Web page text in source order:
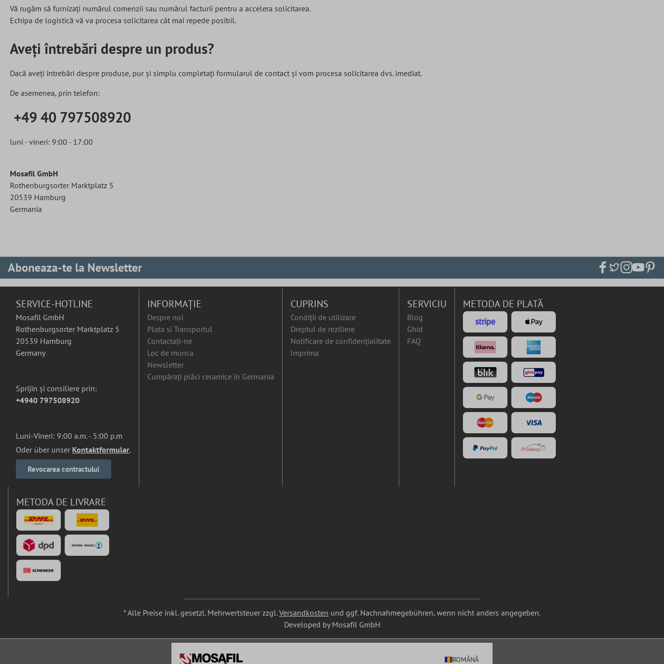
Vă rugăm să furnizați numărul comenzii sau numărul facturii pentru a accelera solicitarea.
Echipa de logistică vă va procesa solicitarea cât mai repede posibil.
Aveți întrebări despre un produs?
Dacă aveți întrebări despre produse, pur și simplu completați formularul de contact și vom procesa solicitarea dvs. imediat.
De asemenea, prin telefon:
+49 40 797508920
luni - vineri: 9:00 - 17:00
Mosafil GmbH
Rothenburgsorter Marktplatz 5
20539 Hamburg
Germania
Aboneaza-te la Newsletter
SERVICE-HOTLINE
Mosafil GmbH
Rothenburgsorter Marktplatz 5
20539 Hamburg
Germany
Sprijin și consiliere prin:
+4940 797508920
Luni-Vineri: 9:00 a.m. - 5:00 p.m
Oder über unser Kontaktformular.
Revocarea contractului
INFORMAȚIE
Despre noi
Plata si Transportul
Contactați-ne
Loc de munca
Newsletter
Cumpărați plăci ceramice în Germania
CUPRINS
Condiții de utilizare
Dreptul de reziliere
Notificare de confidențialitate
Imprima
SERVICIU
Blog
Ghid
FAQ
METODA DE PLATĂ
METODA DE LIVRARE
* Alle Preise inkl. gesetzl. Mehrwertsteuer zzgl.Versandkosten und ggf. Nachnahmegebühren, wenn nicht anders angegeben.
Developed by Mosafil GmbH
ROMÂNĂ